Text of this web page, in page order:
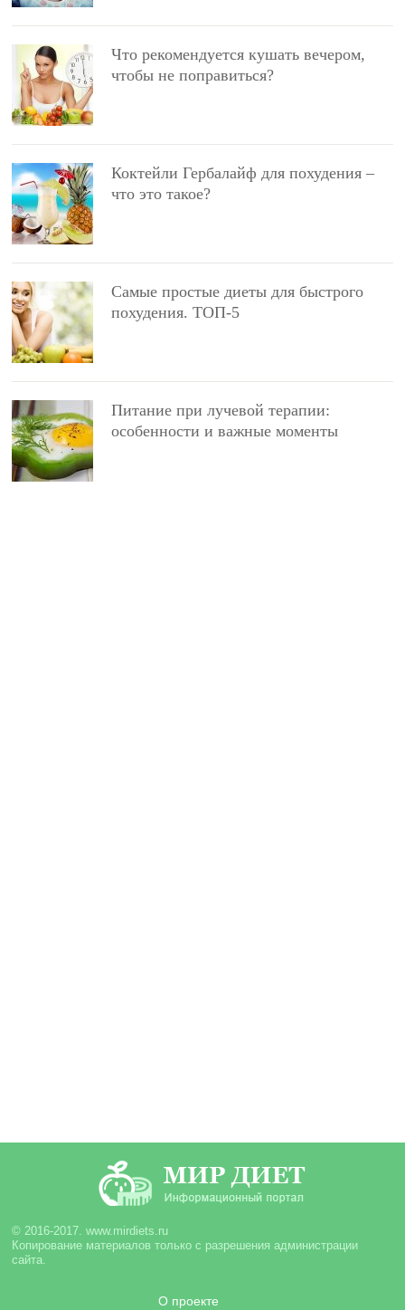
Что рекомендуется кушать вечером,
чтобы не поправиться?
Коктейли Гербалайф для похудения –
что это такое?
Самые простые диеты для быстрого
похудения. ТОП-5
Питание при лучевой терапии:
особенности и важные моменты
© 2016-2017. www.mirdiets.ru
Копирование материалов только с разрешения администрации
сайта.
О проекте